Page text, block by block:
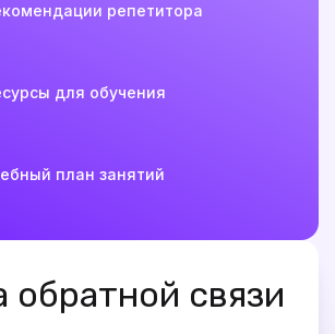
репетитора
для обучения
план занятий
связи